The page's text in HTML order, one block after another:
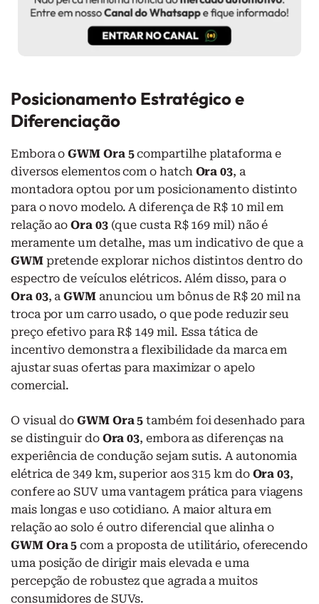
Posicionamento Estratégico e
Diferenciação
Embora oGWM Ora 5compartilhe plataforma e
diversos elementos com o hatch Ora 03, a
montadora optou por um posicionamento distinto
para o novo modelo. A diferença de R$ 10 mil em
relação aoOra 03(que custa R$ 169 mil) não é
meramente um detalhe, mas um indicativo de que a
GWMpretende explorar nichos distintos dentro do
espectro de veículos elétricos. Além disso, para o
Ora 03, aGWManunciou um bônus de R$ 20 mil na
troca por um carro usado, o que pode reduzir seu
preço efetivo para R$ 149 mil. Essa tática de
incentivo demonstra a flexibilidade da marca em
ajustar suas ofertas para maximizar o apelo
comercial.
O visual doGWM Ora 5 também foi desenhado para
se distinguir do Ora 03, embora as diferenças na
experiência de condução sejam sutis. A autonomia
elétrica de 349 km, superior aos 315 km do Ora 03,
confere ao SUV uma vantagem prática para viagens
mais longas e uso cotidiano. A maior altura em
relação ao solo é outro diferencial que alinha o
GWM Ora 5 com a proposta de utilitário, oferecendo
uma posição de dirigir mais elevada e uma
percepção de robustez que agrada a muitos
consumidores de SUVs.